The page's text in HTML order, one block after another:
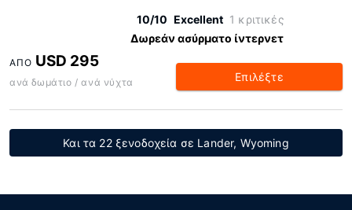
10/10 Excellent 1 κριτικές
Δωρεάν ασύρματο ίντερνετ
ΑΠΌ USD 295
ανά δωμάτιο / ανά νύχτα Επιλέξτε
Και τα 22 ξενοδοχεία σε Lander, Wyoming